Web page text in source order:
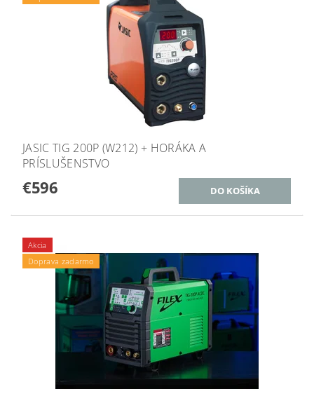
JASIC TIG 200P (W212) + HORÁKA A
PRÍSLUŠENSTVO
€596
Akcia
Doprava zadarmo